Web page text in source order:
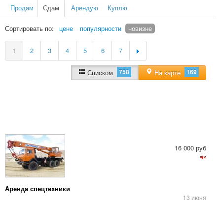
Продам Сдам Арендую Куплю
Сортировать по: цене популярности новизне
1 2 3 4 5 6 7
Списком 758 На карте 169
Аренда спецтехники
13 июня
16 000 руб